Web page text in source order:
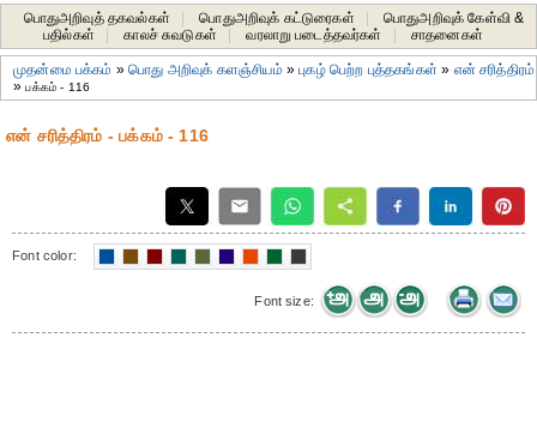
பொதுஅறிவுத் தகவல்கள் பொதுஅறிவுக் கட்டுரைகள்
பொதுஅறிவுக் கேள்வி &
பதில்கள்
காலச் சுவடுகள் வரலாறு படைத்தவர்கள் சாதனைகள்‎
முதன்மை பக்கம் »பொது அறிவுக் களஞ்சியம் »புகழ் பெற்ற புத்தகங்கள் » என் சரித்திரம்
»பக்கம் - 116
என் சரித்திரம் - பக்கம் - 116
Font color:
Font size: